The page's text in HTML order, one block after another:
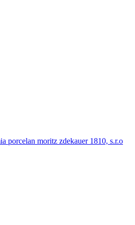
porcelan moritz zdekauer 1810, s.r.o